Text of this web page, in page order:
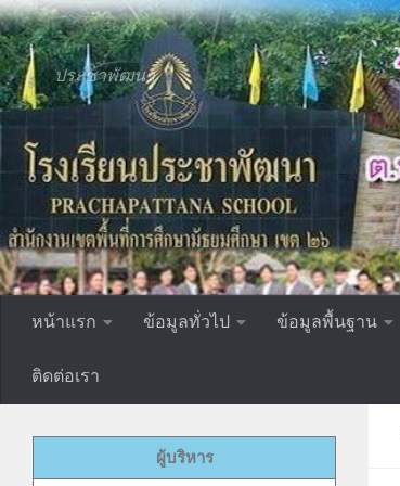
Skip to content
ประชาพัฒนา
หน้าแรก ข้อมูลทั่วไป ข้อมูลพื้นฐาน
ติดต่อเรา
ผู้บริหาร